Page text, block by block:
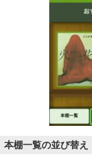
本棚一覧の並び替え